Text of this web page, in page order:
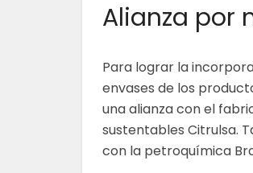
Alianza por
Para lograr la
envases de los
una alianza con el
sustentables Citrulsa.
con la petroquímica